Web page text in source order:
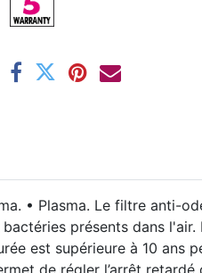
• Plasma. Le filtre anti-
présents dans
est supérieure à 10 ans
de régler l’arrêt